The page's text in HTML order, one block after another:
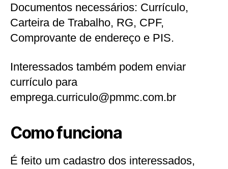
Documentos necessários: Currículo,
Carteira de Trabalho, RG, CPF,
Comprovante de endereço e PIS.
Interessados também podem enviar
currículo para
emprega.curriculo@pmmc.com.br
Como funciona
É feito um cadastro dos interessados,